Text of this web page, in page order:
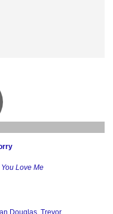
You Love Me
Douglas Trevor